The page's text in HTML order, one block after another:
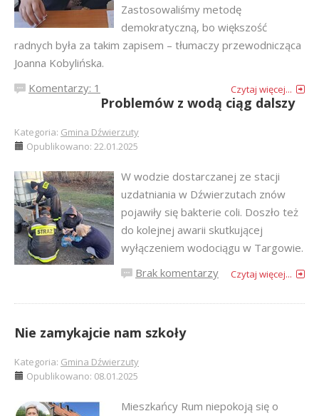
Zastosowaliśmy metodę
demokratyczną, bo większość
radnych była za takim zapisem – tłumaczy przewodnicząca
Joanna Kobylińska.
Komentarzy: 1
Czytaj więcej...
Problemów z wodą ciąg dalszy
Kategoria: Gmina Dźwierzuty
Opublikowano: 22.01.2025
W wodzie dostarczanej ze stacji
uzdatniania w Dźwierzutach znów
pojawiły się bakterie coli. Doszło też
do kolejnej awarii skutkującej
wyłączeniem wodociągu w Targowie.
Brak komentarzy
Czytaj więcej...
Nie zamykajcie nam szkoły
Kategoria: Gmina Dźwierzuty
Opublikowano: 08.01.2025
Mieszkańcy Rum niepokoją się o